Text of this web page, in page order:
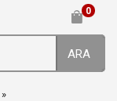
0
ARA
»